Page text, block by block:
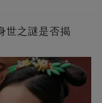
世之謎是否揭